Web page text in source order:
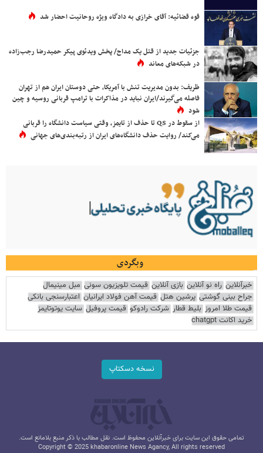
قوه قضائیه: آقای خرازی به دادگاه ویژه روحانیت احضار شد
جزئیات جدید از قتل یک مداح/ پخش ویدئوی پیکر حمیدرضا رجب‌زاده
در شبکه‌های معاند
ظریف: بدون مدیریت تنش با آمریکا، حتی دوستان ایران هم از تهران
فاصله می‌گیرند/ایران نباید در مذاکرات با ترامپ قربانی روسیه و چین
شود
از سقوط در QS تا حذف از تایمز، وقتی سیاست دانشگاه را قربانی
می‌کند/ روایت حذف دانشگاه‌های ایران از رتبه‌بندی‌های جهانی
وبگردی
خبرآنلاین راه نو آنلاین بازی آنلاین قیمت تلویزیون سونی مبل مینیمال
جراح بینی گوشتی پرشین هتل قیمت آهن فولاد ایرانیان اعتبارسنجی بانکی
قیمت طلا امروز بلیط قطار شرکت رادوکو قیمت پروفیل سایت یوتوتایمز
خرید اکانت chatgpt
نسخه دسکتاپ
تمامی حقوق این سایت برای خبرآنلاین محفوظ است. نقل مطالب با ذکر منبع بلامانع است.
Copyright © 2025 khabaronline News Agancy, All rights reserved